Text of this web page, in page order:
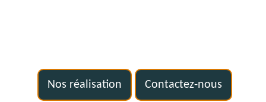
Nos réalisation Contactez-nous